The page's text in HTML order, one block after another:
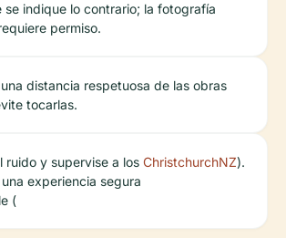
se indique lo contrario; la fotografía
permiso.
distancia respetuosa de las obras
tocarlas.
ruido y supervise a los
experiencia segura
(
ChristchurchNZ).